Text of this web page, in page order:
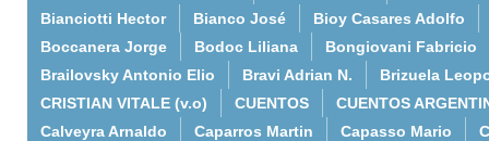
Bianciotti Hector
Bianco José
Bioy Casares Adolfo
Boccanera Jorge
Bodoc Liliana
Bongiovani Fabricio
Brailovsky Antonio Elio
Bravi Adrian N.
Brizuela
CRISTIAN VITALE (v.o)
CUENTOS
CUENTOS
Calveyra Arnaldo
Caparros Martin Capasso Mario